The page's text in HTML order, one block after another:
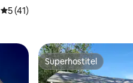
Priemerné ohodnotenie 5 z 5,
5 (41)
Superhostiteľ
Superhostiteľ